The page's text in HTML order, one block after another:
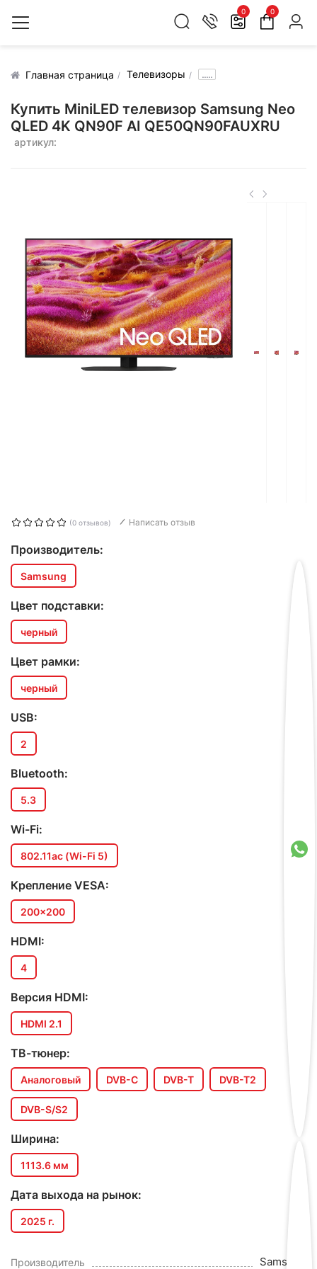
0 0
Главная страница Телевизоры .....
Купить MiniLED телевизор Samsung Neo
QLED 4K QN90F AI QE50QN90FAUXRU
артикул:
(0 отзывов) Написать отзыв
Производитель:
Samsung
Цвет подставки:
черный
Цвет рамки:
черный
USB:
2
Bluetooth:
5.3
Wi-Fi:
802.11ac (Wi-Fi 5)
Крепление VESA:
200x200
HDMI:
4
Версия HDMI:
HDMI 2.1
ТВ-тюнер:
Аналоговый DVB-C DVB-T DVB-T2
DVB-S/S2
Ширина:
1113.6 мм
Дата выхода на рынок:
2025 г.
Производитель Samsung